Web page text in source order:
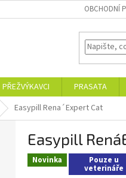
OBCHODNÍ
PŘEŽVÝKAVCI PRASATA
Easypill Rena´Expert Cat
Easypill
Novinka Pouze u
veterináře